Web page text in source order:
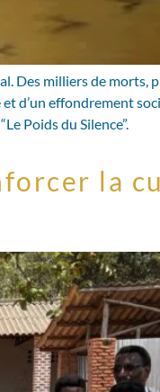
Des milliers de morts,
d’un effondrement
Poids du Silence”.
la